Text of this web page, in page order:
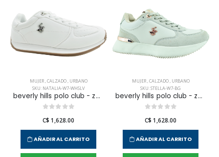
MUJER,CALZADO, URBANO
SKU: NATALIA-W7-WHSLV
beverly hills polo club - zapatilla urbana natalia parea mujer
C$ 1,628.00
AÑADIR AL CARRITO
MUJER,CALZADO, URBANO
SKU: STELLA-W7-BG
beverly hills polo club - zapatilla urbana stella para mujer
C$ 1,628.00
AÑADIR AL CARRITO